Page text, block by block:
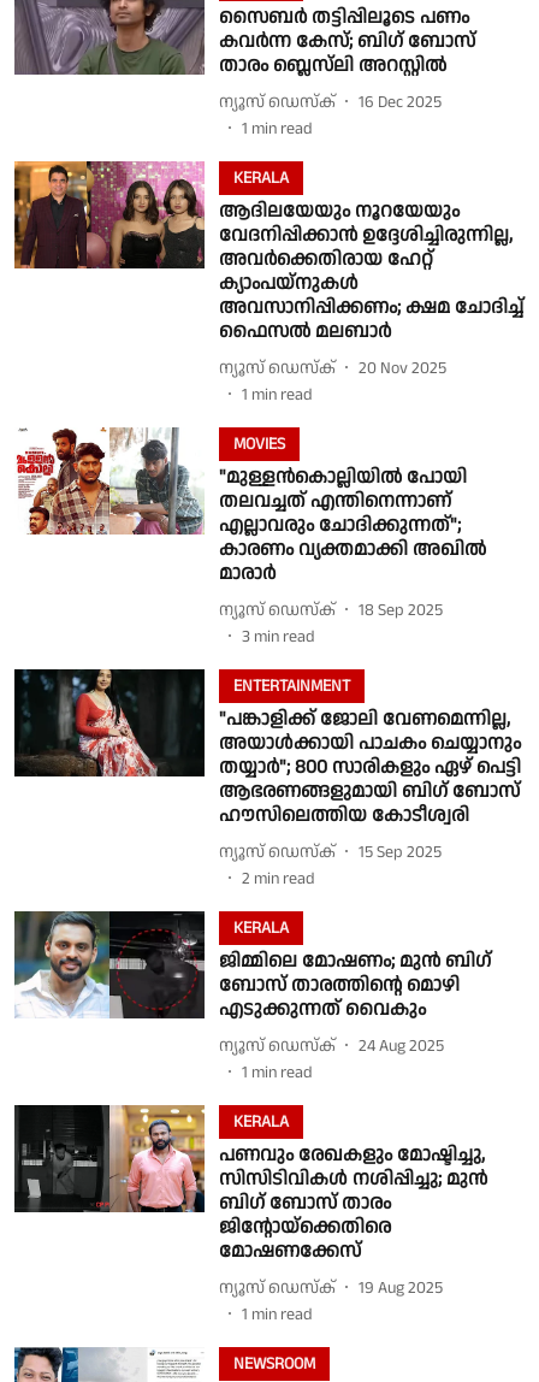
സൈബര്‍ തട്ടിപ്പിലൂടെ പണം
കവര്‍ന്ന കേസ്; ബിഗ് ബോസ്
താരം ബ്ലെസ്‌ലി അറസ്റ്റില്‍
ന്യൂസ് ഡെസ്ക്
16 Dec 2025
1 min read
KERALA
ആദിലയേയും നൂറയേയും
വേദനിപ്പിക്കാൻ ഉദ്ദേശിച്ചിരുന്നില്ല,
അവർക്കെതിരായ ഹേറ്റ്
ക്യാംപയ്നുകൾ
അവസാനിപ്പിക്കണം; ക്ഷമ ചോദിച്ച്
ഫൈസൽ മലബാർ
ന്യൂസ് ഡെസ്ക്
20 Nov 2025
1 min read
MOVIES
"മുള്ളന്‍കൊല്ലിയില്‍ പോയി
തലവച്ചത് എന്തിനെന്നാണ്
എല്ലാവരും ചോദിക്കുന്നത്";
കാരണം വ്യക്തമാക്കി അഖില്‍
മാരാർ
ന്യൂസ് ഡെസ്ക്
18 Sep 2025
3 min read
ENTERTAINMENT
"പങ്കാളിക്ക് ജോലി വേണമെന്നില്ല,
അയാള്‍ക്കായി പാചകം ചെയ്യാനും
തയ്യാർ"; 800 സാരികളും ഏഴ് പെട്ടി
ആഭരണങ്ങളുമായി ബിഗ് ബോസ്
ഹൗസിലെത്തിയ കോടീശ്വരി
ന്യൂസ് ഡെസ്ക്
15 Sep 2025
2 min read
KERALA
ജിമ്മിലെ മോഷണം; മുൻ ബിഗ്
ബോസ് താരത്തിൻ്റെ മൊഴി
എടുക്കുന്നത് വൈകും
ന്യൂസ് ഡെസ്ക്
24 Aug 2025
1 min read
KERALA
പണവും രേഖകളും മോഷ്ടിച്ചു,
സിസിടിവികൾ നശിപ്പിച്ചു; മുൻ
ബിഗ് ബോസ് താരം
ജിൻ്റോയ്‌ക്കെതിരെ
മോഷണക്കേസ്
ന്യൂസ് ഡെസ്ക്
19 Aug 2025
1 min read
NEWSROOM